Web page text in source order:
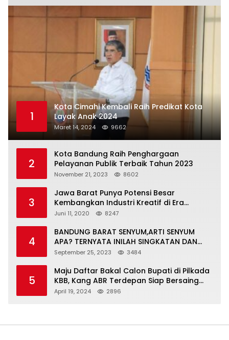
1
Kota Cimahi Kembali Raih Predikat Kota
Layak Anak 2024
Maret 14, 2024 9662
2
Kota Bandung Raih Penghargaan
Pelayanan Publik Terbaik Tahun 2023
November 21, 2023 8602
3
Jawa Barat Punya Potensi Besar
Kembangkan Industri Kreatif di Era
Normal Baru
Juni 11, 2020 8247
4
BANDUNG BARAT SENYUM,ARTI SENYUM
APA? TERNYATA INILAH SINGKATAN DAN
MAKNANYA
September 25, 2023 3484
5
Maju Daftar Bakal Calon Bupati di Pilkada
KBB, Kang ABR Terdepan Siap Bersaing
Dengan Balon Lainnya
April 19, 2024 2896